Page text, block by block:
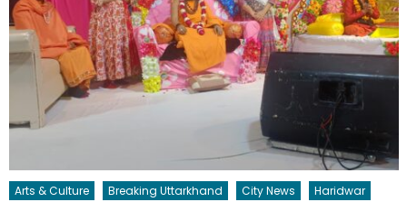
Arts & Culture Breaking Uttarkhand City News
Haridwar